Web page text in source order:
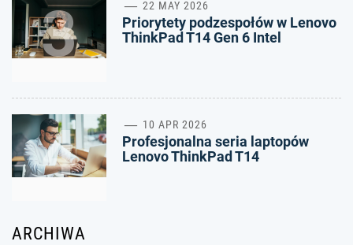
3 22 MAY 2026
Priorytety podzespołów w Lenovo
ThinkPad T14 Gen 6 Intel
4 10 APR 2026
Profesjonalna seria laptopów
Lenovo ThinkPad T14
ARCHIWA